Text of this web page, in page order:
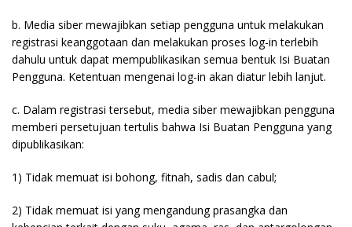
b. Media siber mewajibkan setiap pengguna untuk melakukan
registrasi keanggotaan dan melakukan proses log-in terlebih
dahulu untuk dapat mempublikasikan semua bentuk Isi Buatan
Pengguna. Ketentuan mengenai log-in akan diatur lebih lanjut.
c. Dalam registrasi tersebut, media siber mewajibkan pengguna
memberi persetujuan tertulis bahwa Isi Buatan Pengguna yang
dipublikasikan:
1) Tidak memuat isi bohong, fitnah, sadis dan cabul;
2) Tidak memuat isi yang mengandung prasangka dan